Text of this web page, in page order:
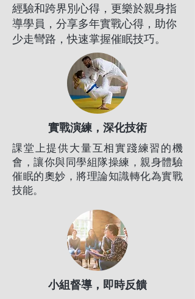
經驗和跨界別心得，更樂於親身指
導學員，分享多年實戰心得，助你
少走彎路，快速掌握催眠技巧。
實戰演練，深化技術
課堂上提供大量互相實踐練習的機
會，讓你與同學組隊操練，親身體驗
催眠的奧妙，將理論知識轉化為實戰
技能。
​小組督導，即時反饋